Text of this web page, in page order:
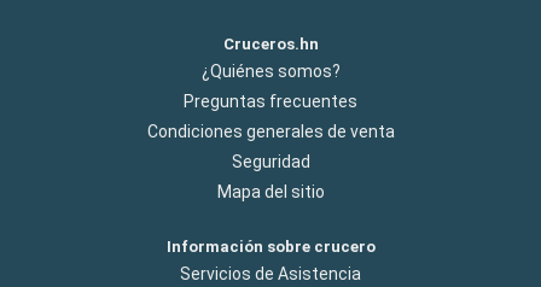
Cruceros.hn
¿Quiénes somos?
Preguntas frecuentes
Condiciones generales de venta
Seguridad
Mapa del sitio
Información sobre crucero
Servicios de Asistencia